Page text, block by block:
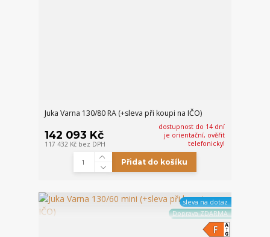
Juka Varna 130/80 RA (+sleva při koupi na IČO)
142 093 Kč
117 432 Kč bez DPH
dostupnost do 14 dní
je orientační, ověřit
telefonicky!
Přidat do košíku
sleva na dotaz
Doprava ZDARMA